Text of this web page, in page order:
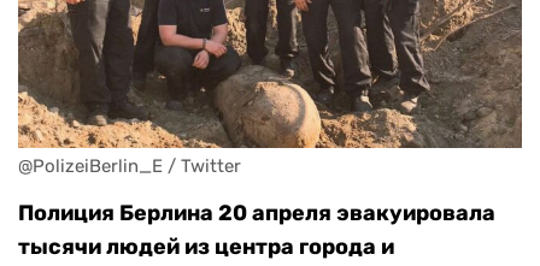
@PolizeiBerlin_E / Twitter
Полиция Берлина 20 апреля эвакуировала
тысячи людей из центра города и